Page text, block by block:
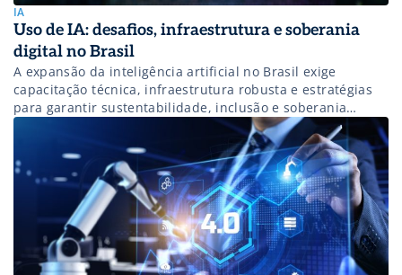
IA
Uso de IA: desafios, infraestrutura e soberania
digital no Brasil
A expansão da inteligência artificial no Brasil exige
capacitação técnica, infraestrutura robusta e estratégias
para garantir sustentabilidade, inclusão e soberania
digital.